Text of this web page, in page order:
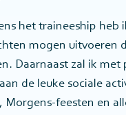
het traineeship heb
mogen uitvoeren
Daarnaast zal ik met
de leuke sociale
Morgens-feesten en